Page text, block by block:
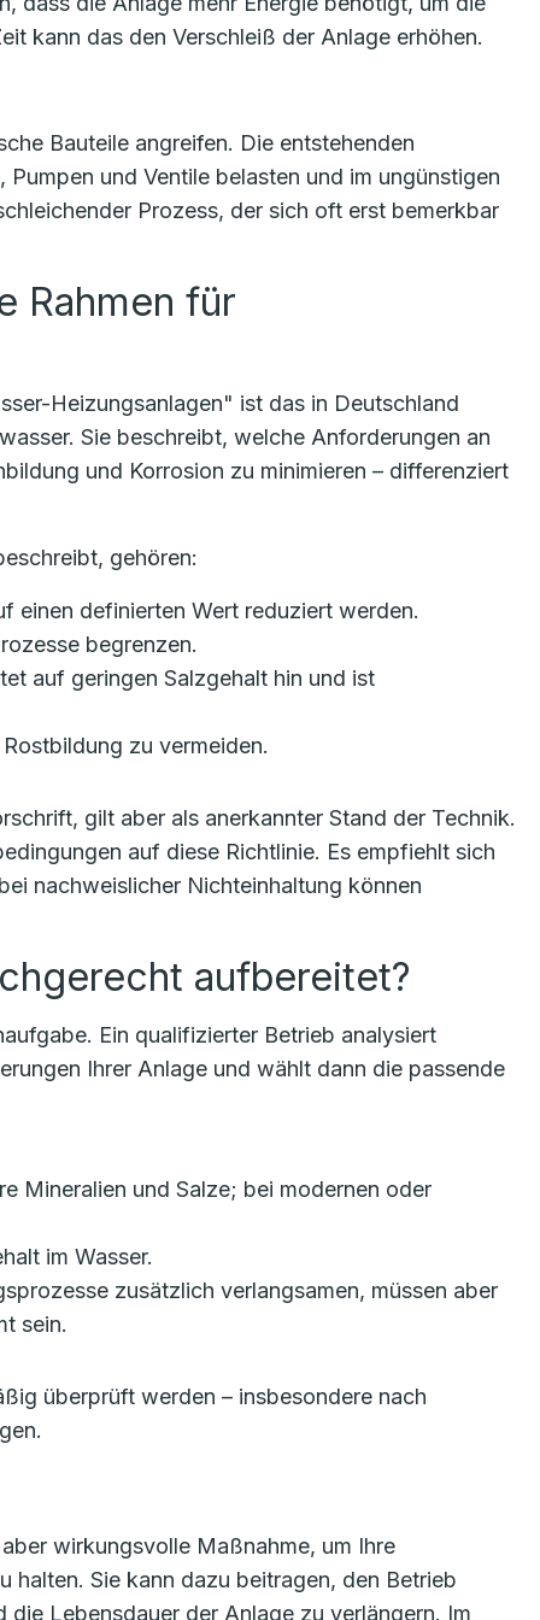
kann das den Verschleiß der Anlage erhöhen.
Bauteile angreifen. Die entstehenden
und Ventile belasten und im ungünstigen
Prozess, der sich oft erst bemerkbar
Rahmen für
Heizungsanlagen" ist das in Deutschland
Sie beschreibt, welche Anforderungen an
und Korrosion zu minimieren – differenziert
gehören:
einen definierten Wert reduziert werden.
begrenzen.
auf geringen Salzgehalt hin und ist
zu vermeiden.
gilt aber als anerkannter Stand der Technik.
auf diese Richtlinie. Es empfiehlt sich
nachweislicher Nichteinhaltung können
aufbereitet?
Ein qualifizierter Betrieb analysiert
Ihrer Anlage und wählt dann die passende
Mineralien und Salze; bei modernen oder
im Wasser.
zusätzlich verlangsamen, müssen aber
sein.
überprüft werden – insbesondere nach
wirkungsvolle Maßnahme, um Ihre
halten. Sie kann dazu beitragen, den Betrieb
Lebensdauer der Anlage zu verlängern. Im